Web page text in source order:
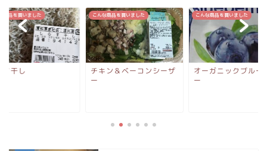
商品を買いました
す干し
こんな商品を買いました
チキン＆ベーコンシーザ
ー
こんな商品を買いました
オーガニックブルー
ー